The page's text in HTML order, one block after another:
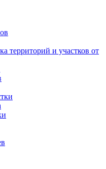
территорий и участков от